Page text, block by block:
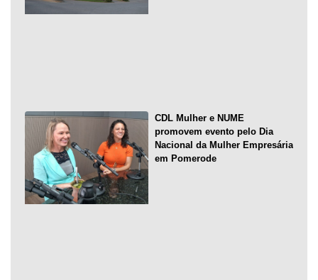
CDL Mulher e NUME
promovem evento pelo Dia
Nacional da Mulher Empresária
em Pomerode